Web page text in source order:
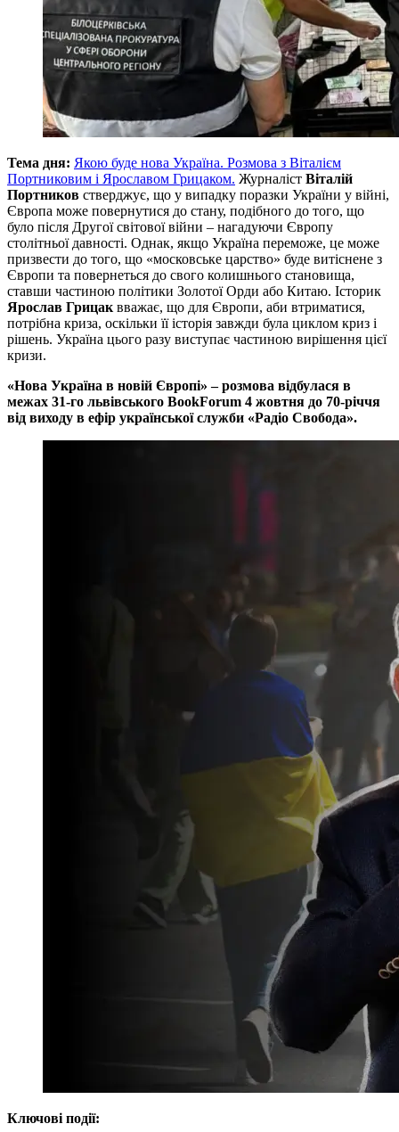
Тема дня: Якою буде нова Україна. Розмова з Віталієм
Портниковим і Ярославом Грицаком. Журналіст Віталій
Портников стверджує, що у випадку поразки України у війні,
Європа може повернутися до стану, подібного до того, що
було після Другої світової війни – нагадуючи Європу
столітньої давності. Однак, якщо Україна переможе, це може
призвести до того, що «московське царство» буде витіснене з
Європи та повернеться до свого колишнього становища,
ставши частиною політики Золотої Орди або Китаю. Історик
Ярослав Грицак вважає, що для Європи, аби втриматися,
потрібна криза, оскільки її історія завжди була циклом криз і
рішень. Україна цього разу виступає частиною вирішення цієї
кризи.
«Нова Україна в новій Європі» – розмова відбулася в
межах 31-го львівського BookForum 4 жовтня до 70-річчя
від виходу в ефір української служби «Радіо Свобода».
Ключові події: